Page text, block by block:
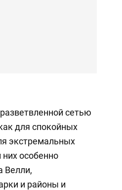
сетью
для спокойных
экстремальных
особенно
Велли,
и районы и